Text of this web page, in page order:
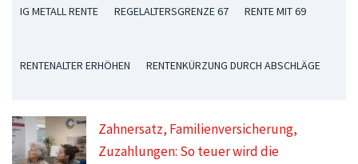
IG METALL RENTE REGELALTERSGRENZE 67 RENTE MIT 69
RENTENALTER ERHÖHEN RENTENKÜRZUNG DURCH ABSCHLÄGE
Zahnersatz, Familienversicherung,
Zuzahlungen: So teuer wird die